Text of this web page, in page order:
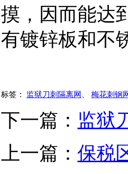
摸，因而能达
有镀锌板和不
标签： 监狱刀刺隔离网 梅花刺钢
下一篇： 监狱
上一篇： 保税